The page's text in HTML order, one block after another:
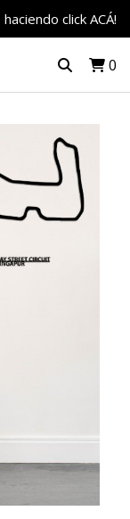
click ACÁ!
0